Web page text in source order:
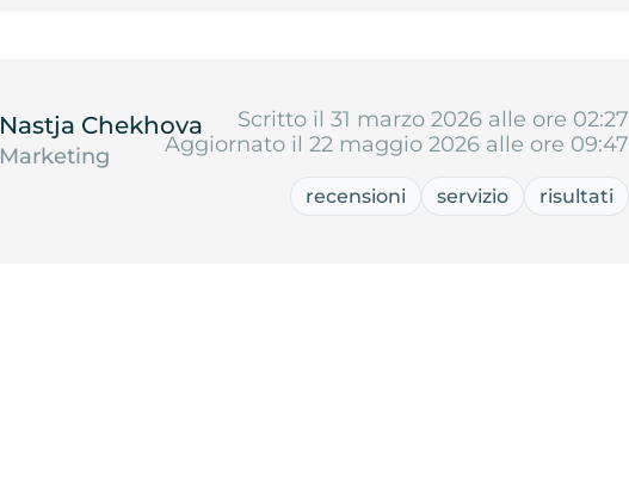
Nastja Chekhova
Marketing
Scritto il 31 marzo 2026 alle ore 02:27
Aggiornato il 22 maggio 2026 alle ore 09:47
recensioni servizio risultati